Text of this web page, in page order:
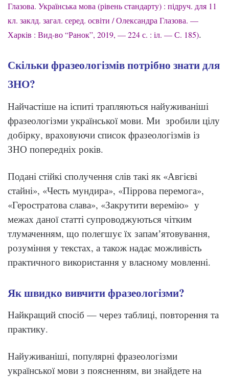
Глазова. Українська мова (рівень стандарту) : підруч. для 11
кл. заклд. загал. серед. освіти / Олександра Глазова. —
Харків : Вид-во “Ранок”, 2019, — 224 с. : іл. — С. 185).
Скільки фразеологізмів потрібно знати для
ЗНО?
Найчастіше на іспиті трапляються найуживаніші
фразеологізми української мови. Ми зробили цілу
добірку, враховуючи список фразеологізмів із
ЗНО попередніх років.
Подані стійкі сполучення слів такі як «Авгієві
стайні», «Честь мундира», «Піррова перемога»,
«Геростратова слава», «Закрутити веремію» у
межах даної статті супроводжуються чітким
тлумаченням, що полегшує їх запамʼятовування,
розуміння у текстах, а також надає можливість
практичного використання у власному мовленні.
Як швидко вивчити фразеологізми?
Найкращий спосіб — через таблиці, повторення та
практику.
Найуживаніші, популярні фразеологізми
української мови з поясненням, ви знайдете на